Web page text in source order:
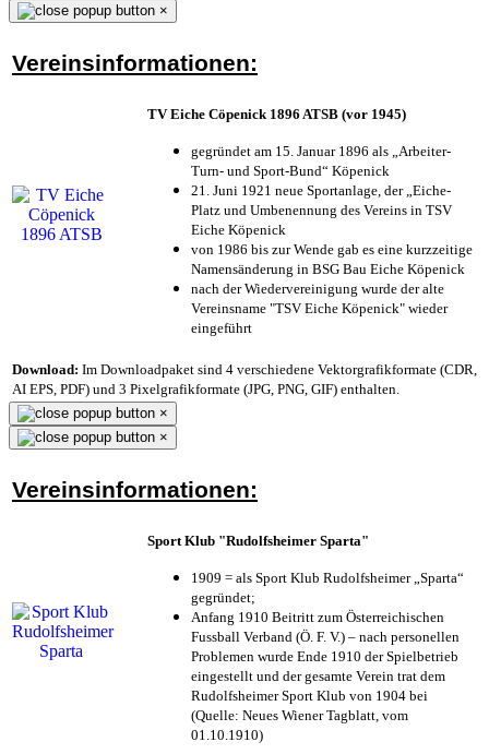
×
Vereinsinformationen:
TV Eiche Cöpenick 1896 ATSB (vor 1945)
gegründet am 15. Januar 1896 als „Arbeiter-
Turn- und Sport-Bund“ Köpenick
21. Juni 1921 neue Sportanlage, der „Eiche-
Platz und Umbenennung des Vereins in TSV
Eiche Köpenick
von 1986 bis zur Wende gab es eine kurzzeitige
Namensänderung in BSG Bau Eiche Köpenick
nach der Wiedervereinigung wurde der alte
Vereinsname "TSV Eiche Köpenick" wieder
eingeführt
Download: Im Downloadpaket sind 4 verschiedene Vektorgrafikformate (CDR,
AI EPS, PDF) und 3 Pixelgrafikformate (JPG, PNG, GIF) enthalten.
×
×
Vereinsinformationen:
Sport Klub "Rudolfsheimer Sparta"
1909 = als Sport Klub Rudolfsheimer „Sparta“
gegründet;
Anfang 1910 Beitritt zum Österreichischen
Fussball Verband (Ö. F. V.) – nach personellen
Problemen wurde Ende 1910 der Spielbetrieb
eingestellt und der gesamte Verein trat dem
Rudolfsheimer Sport Klub von 1904 bei
(Quelle: Neues Wiener Tagblatt, vom
01.10.1910)